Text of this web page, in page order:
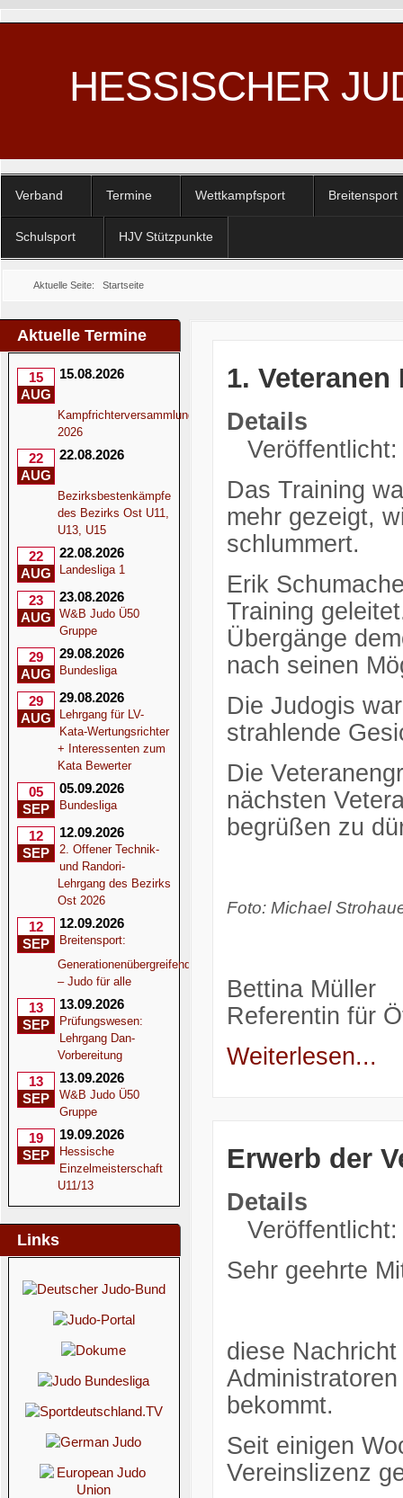
HESSISCHER
Verband Termine Wettkampfsport Breitensport
Schulsport HJV Stützpunkte
Aktuelle Seite: Startseite
Aktuelle Termine
15
AUG
15.08.2026
Kampfrichterversammlung
2026
22
AUG
22.08.2026
Bezirksbestenkämpfe
des Bezirks Ost U11,
U13, U15
22
AUG
22.08.2026
Landesliga 1
23
AUG
23.08.2026
W&B Judo Ü50
Gruppe
29
AUG
29.08.2026
Bundesliga
29
AUG
29.08.2026
Lehrgang für LV-
Kata-Wertungsrichter
+ Interessenten zum
Kata Bewerter
05
SEP
05.09.2026
Bundesliga
12
SEP
12.09.2026
2. Offener Technik-
und Randori-
Lehrgang des Bezirks
Ost 2026
12
SEP
12.09.2026
Breitensport:
Generationenübergreifend
– Judo für alle
13
SEP
13.09.2026
Prüfungswesen:
Lehrgang Dan-
Vorbereitung
13
SEP
13.09.2026
W&B Judo Ü50
Gruppe
19
SEP
19.09.2026
Hessische
Einzelmeisterschaft
U11/13
Links
1.
Details
Das Training
mehr gezeigt,
schlummert.
Erik
Training
Übergänge
nach seinen
Die Judogis
strahlende
Die
nächsten
begrüßen zu
Foto: Michael
Bettina Müller
Referentin für
Weiterlesen...
Erwerb der
Details
Sehr geehrte
diese
bekommt.
Seit einigen
Vereinslizenz